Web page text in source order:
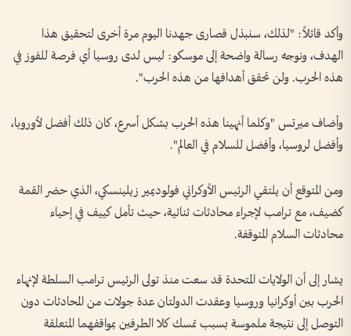
وأكد قائلاً: "لذلك، سنبذل قصارى جهدنا اليوم مرة أخرى لتحقيق هذا
الهدف، ونوجه رسالة واضحة إلى موسكو: ليس لدى روسيا أي فرصة للفوز في
هذه الحرب. ولن تحقق أهدافها من هذه الحرب".
وأضاف ميرتس "وكلما أنهينا هذه الحرب بشكل أسرع، كان ذلك أفضل لأوروبا،
وأفضل لروسيا، وأفضل للسلام في العالم".
ومن المتوقع أن يلتقي الرئيس الأوكراني فولوديمير زيلينسكي، الذي حضر القمة
كضيف، مع ترامب لإجراء محادثات ثنائية، حيث تأمل كييف في إحياء
محادثات السلام المتوقفة.
يشار إلى أن الولايات المتحدة قد سعت منذ تولى الرئيس ترامب السلطة لإنهاء
الحرب بين أوكرانيا وروسيا وعقدت الدولتان عدة جولات من المحادثات دون
التوصل إلى نتيجة ملموسة بسبب تمسك كلا الطرفين بمواقفهما المتعلقة